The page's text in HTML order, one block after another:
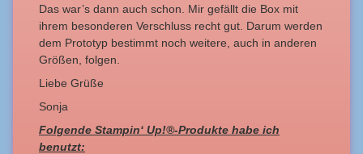
Das war’s dann auch schon. Mir gefällt die Box mit
ihrem besonderen Verschluss recht gut. Darum werden
dem Prototyp bestimmt noch weitere, auch in anderen
Größen, folgen.
Liebe Grüße
Sonja
Folgende Stampin‘ Up!®-Produkte habe ich
benutzt: